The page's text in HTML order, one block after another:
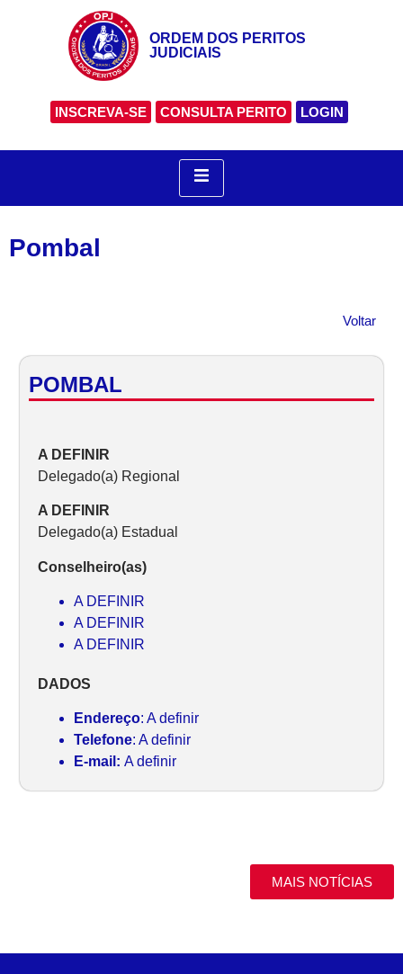
ORDEM DOS PERITOS
JUDICIAIS
INSCREVA-SE CONSULTA PERITO LOGIN
Pombal
Voltar
POMBAL
A DEFINIR
Delegado(a) Regional
A DEFINIR
Delegado(a) Estadual
Conselheiro(as)
A DEFINIR
A DEFINIR
A DEFINIR
DADOS
Endereço: A definir
Telefone: A definir
E-mail: A definir
MAIS NOTÍCIAS